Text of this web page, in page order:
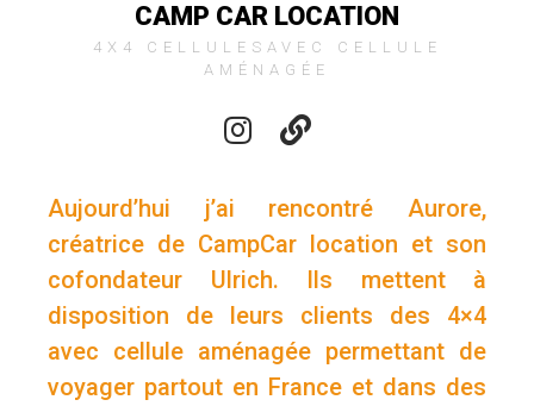
CAMP CAR LOCATION
4X4 CELLULESAVEC CELLULE
AMÉNAGÉE
Aujourd’hui j’ai rencontré Aurore,
créatrice de CampCar location et son
cofondateur Ulrich. Ils mettent à
disposition de leurs clients des 4×4
avec cellule aménagée permettant de
voyager partout en France et dans des